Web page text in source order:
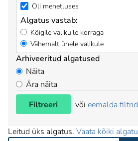
Oli menetluses
Algatus vastab:
Kõigile valikuile korraga
Vähemalt ühele valikule
Arhiveeritud algatused
Näita
Ära näita
Filtreeri
või eemalda filtrid
Leitud üks algatus. Vaata kõiki